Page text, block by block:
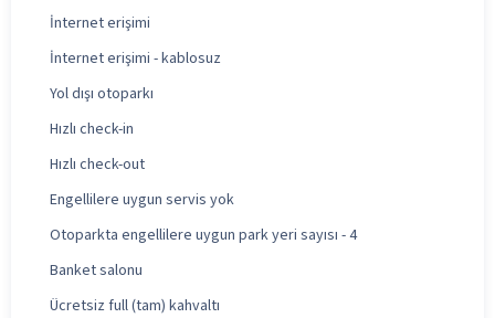
İnternet erişimi
İnternet erişimi - kablosuz
Yol dışı otoparkı
Hızlı check-in
Hızlı check-out
Engellilere uygun servis yok
Otoparkta engellilere uygun park yeri sayısı - 4
Banket salonu
Ücretsiz full (tam) kahvaltı